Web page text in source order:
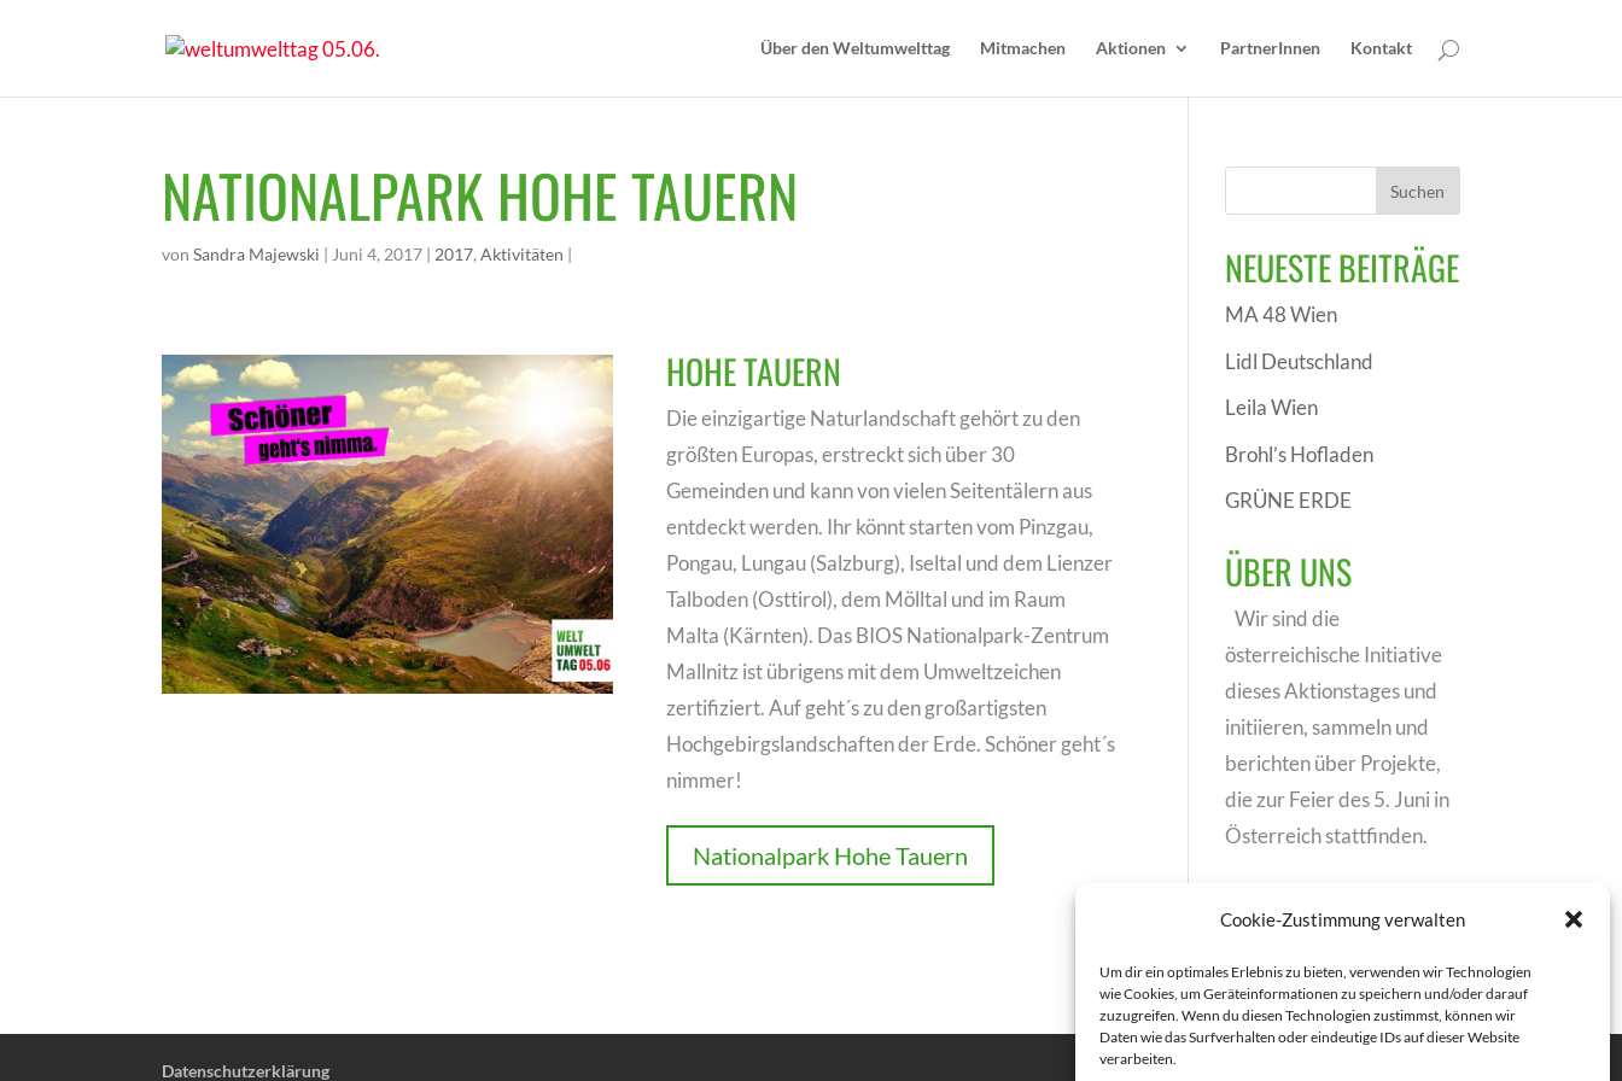
Cookie-Zustimmung verwalten
Um dir ein optimales Erlebnis zu bieten, verwenden wir Technologien
wie Cookies, um Geräteinformationen zu speichern und/oder darauf
zuzugreifen. Wenn du diesen Technologien zustimmst, können wir
Daten wie das Surfverhalten oder eindeutige IDs auf dieser Website
verarbeiten.
Über den Weltumwelttag Mitmachen Aktionen PartnerInnen Kontakt
NATIONALPARK HOHE TAUERN
vonSandra Majewski | Juni 4, 2017 | 2017,Aktivitäten |
HOHE TAUERN
Die einzigartige Naturlandschaft gehört zu den
größten Europas, erstreckt sich über 30
Gemeinden und kann von vielen Seitentälern aus
entdeckt werden. Ihr könnt starten vom Pinzgau,
Pongau, Lungau (Salzburg), Iseltal und dem Lienzer
Talboden (Osttirol), dem Mölltal und im Raum
Malta (Kärnten). Das BIOS Nationalpark-Zentrum
Mallnitz ist übrigens mit dem Umweltzeichen
zertifiziert. Auf geht´s zu den großartigsten
Hochgebirgslandschaften der Erde. Schöner geht´s
nimmer!
Nationalpark Hohe Tauern
NEUESTE BEITRÄGE
MA 48 Wien
Lidl Deutschland
Leila Wien
Brohl’s Hofladen
GRÜNE ERDE
ÜBER UNS
Wir sind die
österreichische Initiative
dieses Aktionstages und
initiieren, sammeln und
berichten über Projekte,
die zur Feier des 5. Juni in
Österreich stattfinden.
Datenschutzerklärung